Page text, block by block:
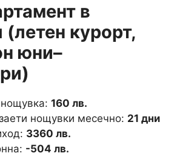
в
курорт,
юни–
160 лв.
нощувки месечно: 21 дни
3360 лв.
-504 лв.